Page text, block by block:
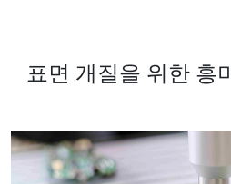
표면 개질을 위한 흥